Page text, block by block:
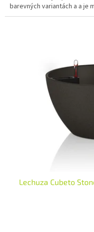
barevných variantách a a je
Lechuza Cubeto